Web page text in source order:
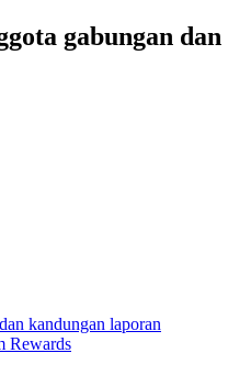
gabungan dan
kandungan laporan
Rewards